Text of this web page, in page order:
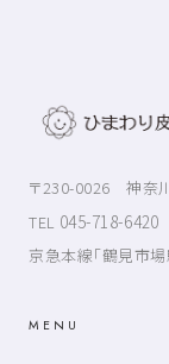
〒230-0026 神奈
TEL 045-718-6420
京急本線「鶴見市
MENU